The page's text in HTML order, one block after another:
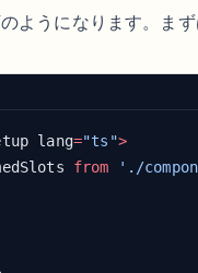
ようになります。まず
lang="ts" >
from